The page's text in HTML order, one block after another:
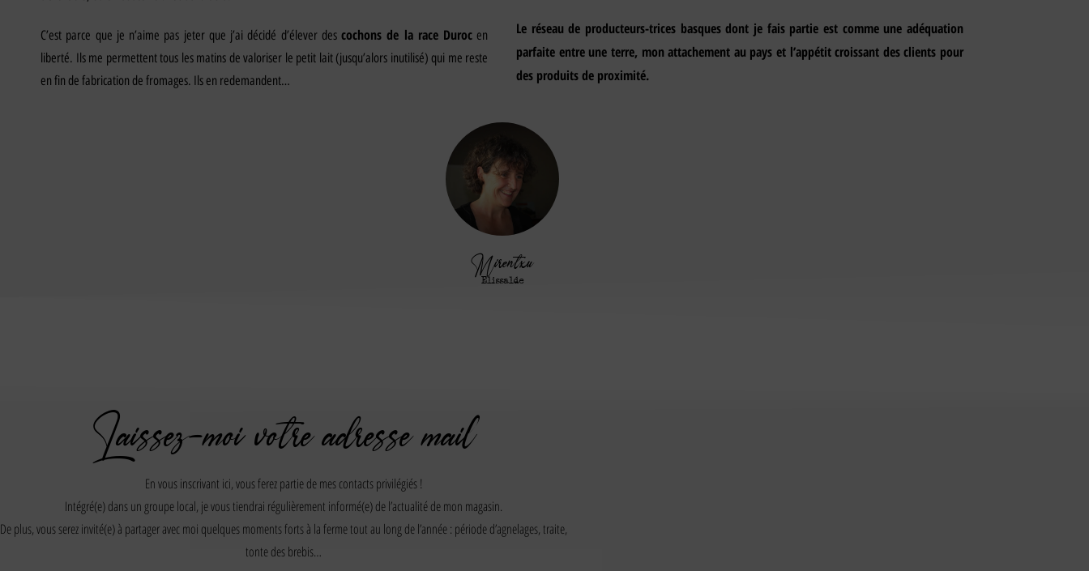
C’est parce que je n’aime pas jeter que j’ai décidé d’élever des cochons de la race Duroc en
liberté. Ils me permettent tous les matins de valoriser le petit lait (jusqu’alors inutilisé) qui me reste
en fin de fabrication de fromages. Ils en redemandent…
Le réseau de producteurs-trices basques dont je fais partie est comme une adéquation
parfaite entre une terre, mon attachement au pays et l’appétit croissant des clients pour
des produits de proximité.
Mirentxu
Elissalde
Laissez-moi votre adresse mail
En vous inscrivant ici, vous ferez partie de mes contacts privilégiés !
Intégré(e) dans un groupe local, je vous tiendrai régulièrement informé(e) de l’actualité de mon magasin.
De plus, vous serez invité(e) à partager avec moi quelques moments forts à la ferme tout au long de l’année : période d’agnelages, traite,
tonte des brebis…